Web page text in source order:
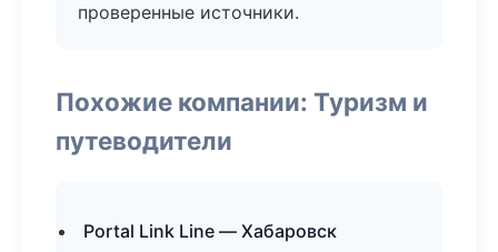
проверенные источники.
Похожие компании: Туризм и
путеводители
Portal Link Line — Хабаровск